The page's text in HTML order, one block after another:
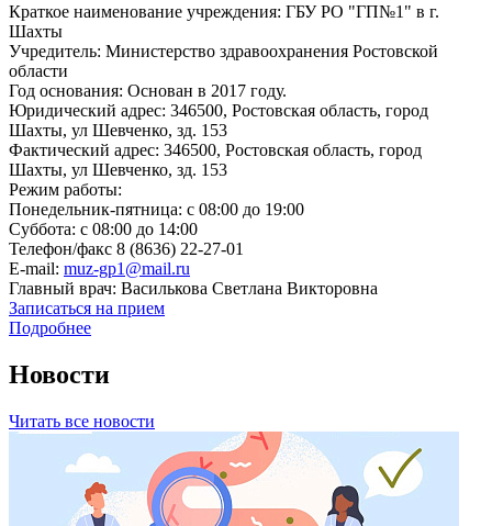
Краткое наименование учреждения: ГБУ РО "ГП№1" в г.
Шахты
Учредитель: Министерство здравоохранения Ростовской
области
Год основания: Основан в 2017 году.
Юридический адрес: 346500, Ростовская область, город
Шахты, ул Шевченко, зд. 153
Фактический адрес: 346500, Ростовская область, город
Шахты, ул Шевченко, зд. 153
Режим работы:
Понедельник-пятница: с 08:00 до 19:00
Суббота: с 08:00 до 14:00
Телефон/факс 8 (8636) 22-27-01
E-mail: muz-gp1@mail.ru
Главный врач: Василькова Светлана Викторовна
Записаться на прием
Подробнее
Новости
Читать все новости